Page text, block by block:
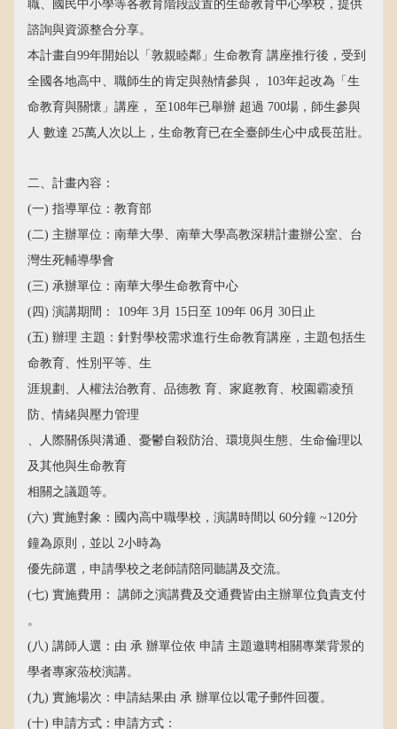
職、國民中小學等各教育階段設置的生命教育中心學校，提供
諮詢與資源整合分享。
本計畫自99年開始以「敦親睦鄰」生命教育 講座推行後，受到
全國各地高中、職師生的肯定與熱情參與， 103年起改為「生
命教育與關懷」講座， 至108年已舉辦 超過 700場，師生參與
人 數達 25萬人次以上，生命教育已在全臺師生心中成長茁壯。
二、計畫內容：
(一) 指導單位：教育部
(二) 主辦單位：南華大學、南華大學高教深耕計畫辦公室、台
灣生死輔導學會
(三) 承辦單位：南華大學生命教育中心
(四) 演講期間： 109年 3月 15日至 109年 06月 30日止
(五) 辦理 主題：針對學校需求進行生命教育講座，主題包括生
命教育、性別平等、生
涯規劃、人權法治教育、品德教 育、家庭教育、校園霸凌預
防、情緒與壓力管理
、人際關係與溝通、憂鬱自殺防治、環境與生態、生命倫理以
及其他與生命教育
相關之議題等。
(六) 實施對象：國內高中職學校，演講時間以 60分鐘 ~120分
鐘為原則，並以 2小時為
優先篩選，申請學校之老師請陪同聽講及交流。
(七) 實施費用： 講師之演講費及交通費皆由主辦單位負責支付
。
(八) 講師人選：由 承 辦單位依 申請 主題邀聘相關專業背景的
學者專家蒞校演講。
(九) 實施場次：申請結果由 承 辦單位以電子郵件回覆。
(十) 申請方式：申請方式：